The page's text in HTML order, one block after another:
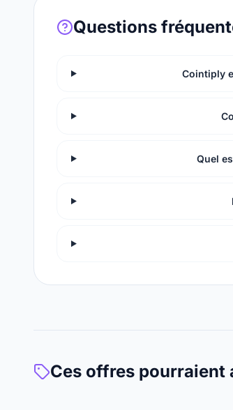
Questions
Cointiply
Quel
Ces offres pourraient